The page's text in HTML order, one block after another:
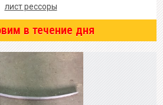
лист рессоры
в течение дня